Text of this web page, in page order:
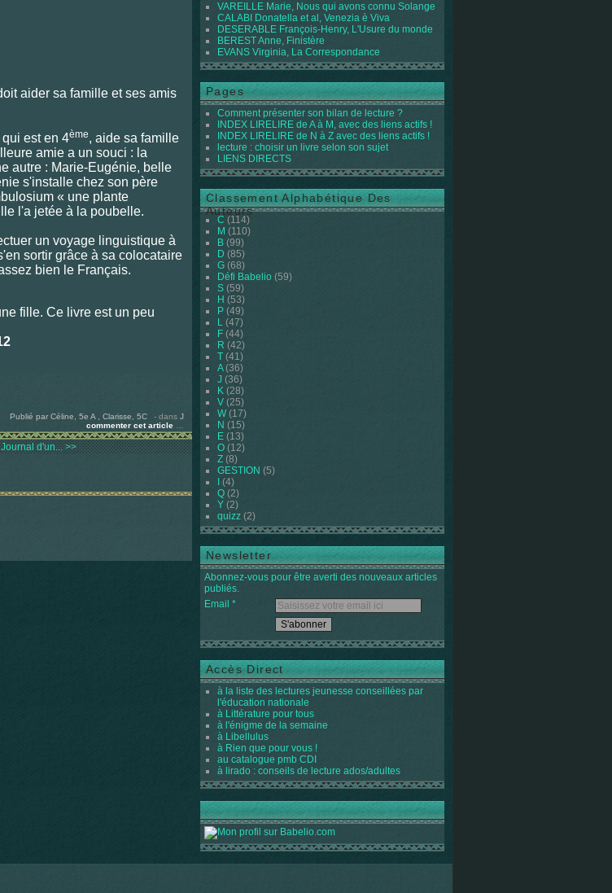
aider sa famille et ses amis
est en 4ème, aide sa famille
amie a un souci : la
autre : Marie-Eugénie, belle
s'installe chez son père
« une plante
l'a jetée à la poubelle.
un voyage linguistique à
sortir grâce à sa colocataire
bien le Français.
fille. Ce livre est un peu
Publié par Céline, 5e A , Clarisse, 5C - dans J
commenter cet article
d'un... >>
VAREILLE Marie, Nous qui avons connu Solange
CALABI Donatella et al, Venezia è Viva
DESERABLE François-Henry, L'Usure du monde
BEREST Anne, Finistère
EVANS Virginia, La Correspondance
Pages
Comment présenter son bilan de lecture ?
INDEX LIRELIRE de A à M, avec des liens actifs !
INDEX LIRELIRE de N à Z avec des liens actifs !
lecture : choisir un livre selon son sujet
LIENS DIRECTS
Classement Alphabétique Des
Auteurs
C (114)
M (110)
B (99)
D (85)
G (68)
Défi Babelio (59)
S (59)
H (53)
P (49)
L (47)
F (44)
R (42)
T (41)
A(36)
J (36)
K (28)
V (25)
W(17)
N (15)
E (13)
O (12)
Z (8)
GESTION (5)
(4)
Q (2)
Y (2)
quizz (2)
Newsletter
Abonnez-vous pour être averti des nouveaux articles
publiés.
Email
Accès Direct
à la liste des lectures jeunesse conseillées par
l'éducation nationale
à Littérature pour tous
à l'énigme de la semaine
à Libellulus
à Rien que pour vous !
au catalogue pmb CDI
à lirado : conseils de lecture ados/adultes